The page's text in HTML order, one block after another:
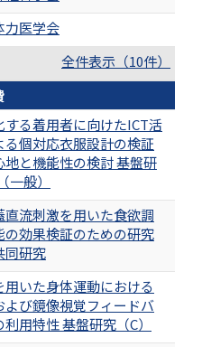
力医学会
全件表示（10件）
する着用者に向けたICT活
る個対応衣服設計の検証
と機能性の検討 基盤研
一般）
直流刺激を用いた食欲調
の効果検証のための研究
同研究
用いた身体運動における
よび鏡像視覚フィードバ
利用特性 基盤研究（C）